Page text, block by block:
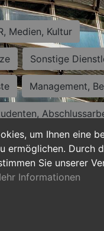
um Ihnen eine
ermöglichen. Durch
Sie unserer
Informationen
Medien, Kultur
Sonstige
Management,
Assistenz,
und Nebenjobs
duale